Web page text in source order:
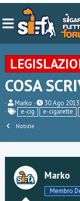
COSA
C
r
e
a
o
e
i
s
Marko
D
a
t
i
n
z
o
30 Ago 2013
e-cig
e-cigarette
Notizie
Marko
Membro